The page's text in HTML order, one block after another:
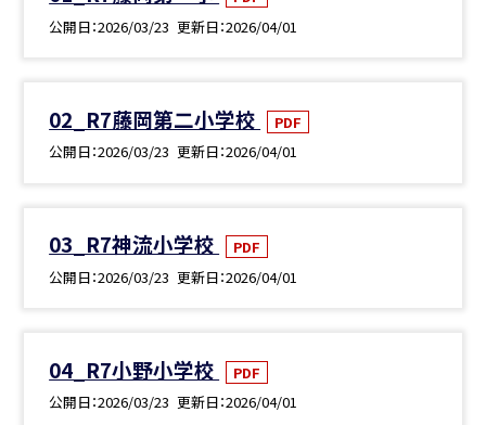
公開日 2026/03/23 更新日 2026/04/01
02_R7藤岡第二小学校
PDF
公開日 2026/03/23 更新日 2026/04/01
03_R7神流小学校
PDF
公開日 2026/03/23 更新日 2026/04/01
04_R7小野小学校
PDF
公開日 2026/03/23 更新日 2026/04/01